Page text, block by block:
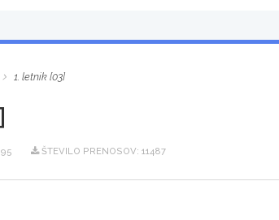
1. letnik [03]
ŠTEVILO PRENOSOV: 11487